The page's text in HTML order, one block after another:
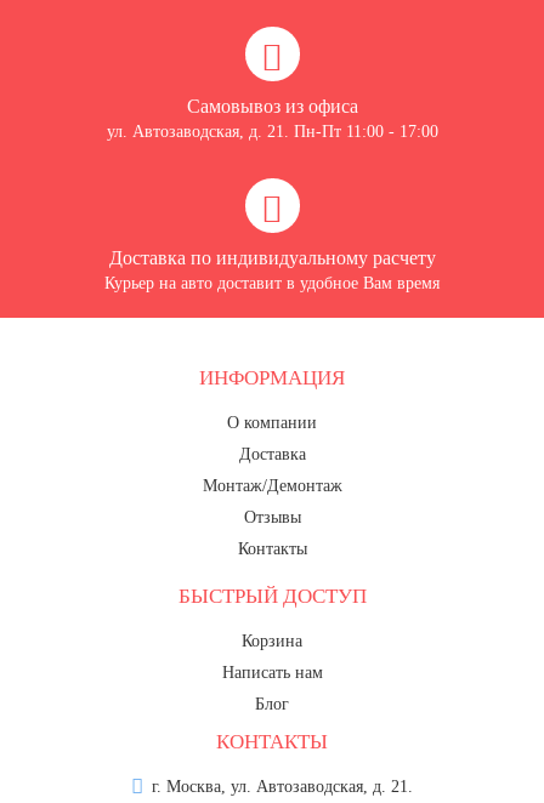
Самовывоз из офиса
ул. Автозаводская, д. 21. Пн-Пт 11:00 - 17:00
Доставка по индивидуальному расчету
Курьер на авто доставит в удобное Вам время
ИНФОРМАЦИЯ
О компании
Доставка
Монтаж/Демонтаж
Отзывы
Контакты
БЫСТРЫЙ ДОСТУП
Корзина
Написать нам
Блог
КОНТАКТЫ
г. Москва, ул. Автозаводская, д. 21.